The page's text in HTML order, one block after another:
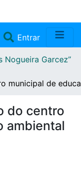
Entrar(current)
Nogueira Garcez”
municipal de
do centro
ambiental